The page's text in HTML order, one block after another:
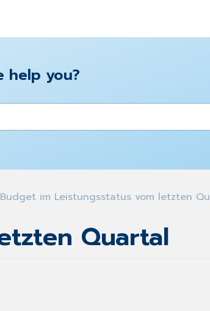
help you?
Budget im Leistungsstatus vom letzten
Quartal